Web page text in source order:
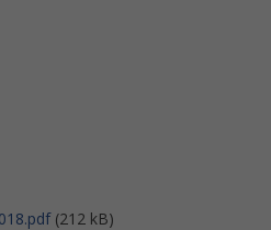
(212 kB)